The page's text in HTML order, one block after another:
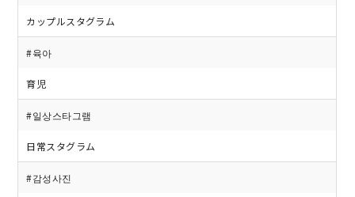
カップルスタグラム
#육아
育児
#일상스타그램
日常スタグラム
#감성사진